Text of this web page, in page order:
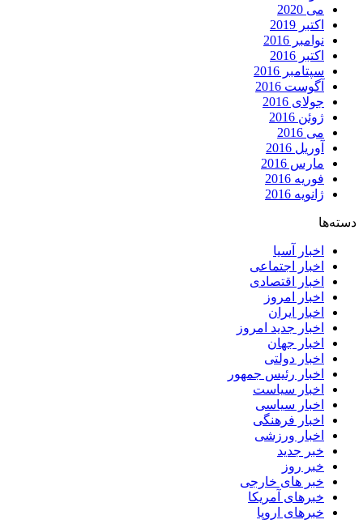
می 2020
اکتبر 2019
نوامبر 2016
اکتبر 2016
سپتامبر 2016
آگوست 2016
جولای 2016
ژوئن 2016
می 2016
آوریل 2016
مارس 2016
فوریه 2016
ژانویه 2016
دسته‌ها
اخبار آسیا
اخبار اجتماعی
اخبار اقتصادی
اخبار امروز
اخبار ایران
اخبار جدید امروز
اخبار جهان
اخبار دولتی
اخبار رئیس جمهور
اخبار سیاست
اخبار سیاسی
اخبار فرهنگی
اخبار ورزشی
خبر جدید
خبر روز
خبر های خارجی
خبرهای آمریکا
خبرهای اروپا